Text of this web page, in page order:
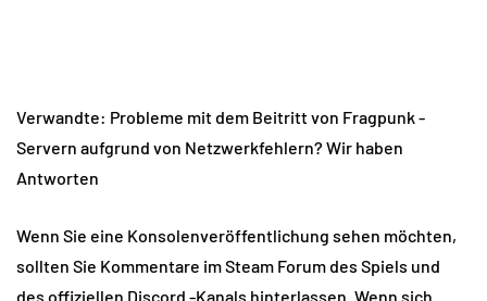
Verwandte: Probleme mit dem Beitritt von Fragpunk -
Servern aufgrund von Netzwerkfehlern? Wir haben
Antworten
Wenn Sie eine Konsolenveröffentlichung sehen möchten,
sollten Sie Kommentare im Steam Forum des Spiels und
des offiziellen Discord -Kanals hinterlassen. Wenn sich